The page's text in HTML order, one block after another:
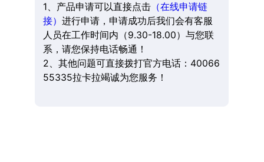
1、产品申请可以直接点击（在线申请链
接） 进行申请，申请成功后我们会有客服
人员在工作时间内（9.30-18.00）与您联
系，请您保持电话畅通！
2、其他问题可直接拨打官方电话：40066
55335拉卡拉竭诚为您服务！